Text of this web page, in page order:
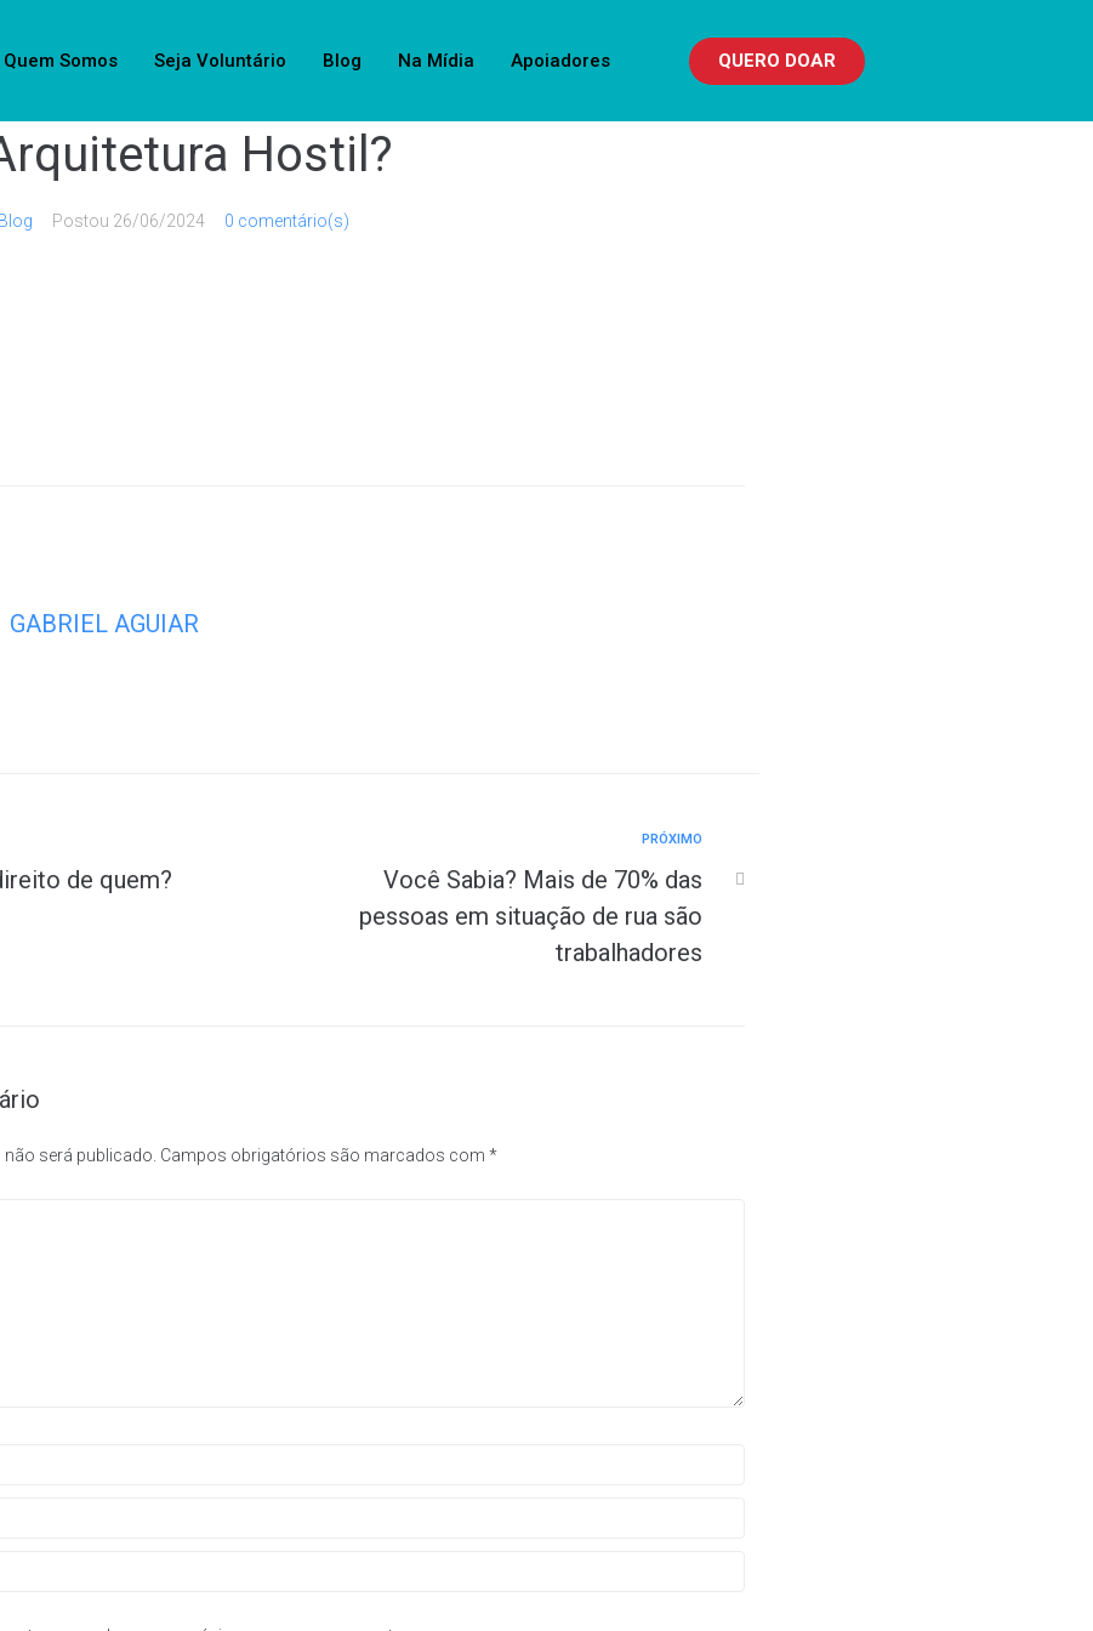
Quem Somos Seja Voluntário Blog Na Mídia Apoiadores QUERO DOAR
Hostil?
Blog Postou 26/06/2024 0 comentário(s)
GABRIEL AGUIAR
de quem?
PRÓXIMO
Você Sabia? Mais de 70% das
pessoas em situação de rua são
trabalhadores
não será publicado. Campos obrigatórios são marcados com *